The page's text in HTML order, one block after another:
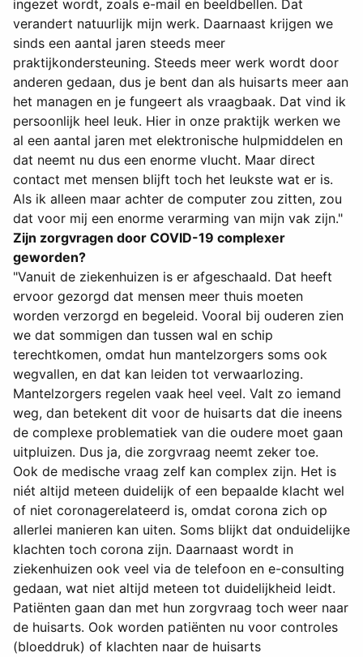
ingezet wordt, zoals e-mail en beeldbellen. Dat
verandert natuurlijk mijn werk. Daarnaast krijgen we
sinds een aantal jaren steeds meer
praktijkondersteuning. Steeds meer werk wordt door
anderen gedaan, dus je bent dan als huisarts meer aan
het managen en je fungeert als vraagbaak. Dat vind ik
persoonlijk heel leuk. Hier in onze praktijk werken we
al een aantal jaren met elektronische hulpmiddelen en
dat neemt nu dus een enorme vlucht. Maar direct
contact met mensen blijft toch het leukste wat er is.
Als ik alleen maar achter de computer zou zitten, zou
dat voor mij een enorme verarming van mijn vak zijn."
Zijn zorgvragen door COVID-19 complexer
geworden?
"Vanuit de ziekenhuizen is er afgeschaald. Dat heeft
ervoor gezorgd dat mensen meer thuis moeten
worden verzorgd en begeleid. Vooral bij ouderen zien
we dat sommigen dan tussen wal en schip
terechtkomen, omdat hun mantelzorgers soms ook
wegvallen, en dat kan leiden tot verwaarlozing.
Mantelzorgers regelen vaak heel veel. Valt zo iemand
weg, dan betekent dit voor de huisarts dat die ineens
de complexe problematiek van die oudere moet gaan
uitpluizen. Dus ja, die zorgvraag neemt zeker toe.
Ook de medische vraag zelf kan complex zijn. Het is
niét altijd meteen duidelijk of een bepaalde klacht wel
of niet coronagerelateerd is, omdat corona zich op
allerlei manieren kan uiten. Soms blijkt dat onduidelijke
klachten toch corona zijn. Daarnaast wordt in
ziekenhuizen ook veel via de telefoon en e-consulting
gedaan, wat niet altijd meteen tot duidelijkheid leidt.
Patiënten gaan dan met hun zorgvraag toch weer naar
de huisarts. Ook worden patiënten nu voor controles
(bloeddruk) of klachten naar de huisarts